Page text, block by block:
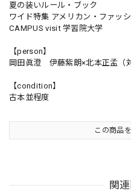
夏の装いルール・ブック
ワイド特集 アメリカン・ファッ
CAMPUS visit 学習院大学
【person】
岡田眞澄 伊藤紫朗×北本正孟（
【condition】
古本並程度
この商品
関